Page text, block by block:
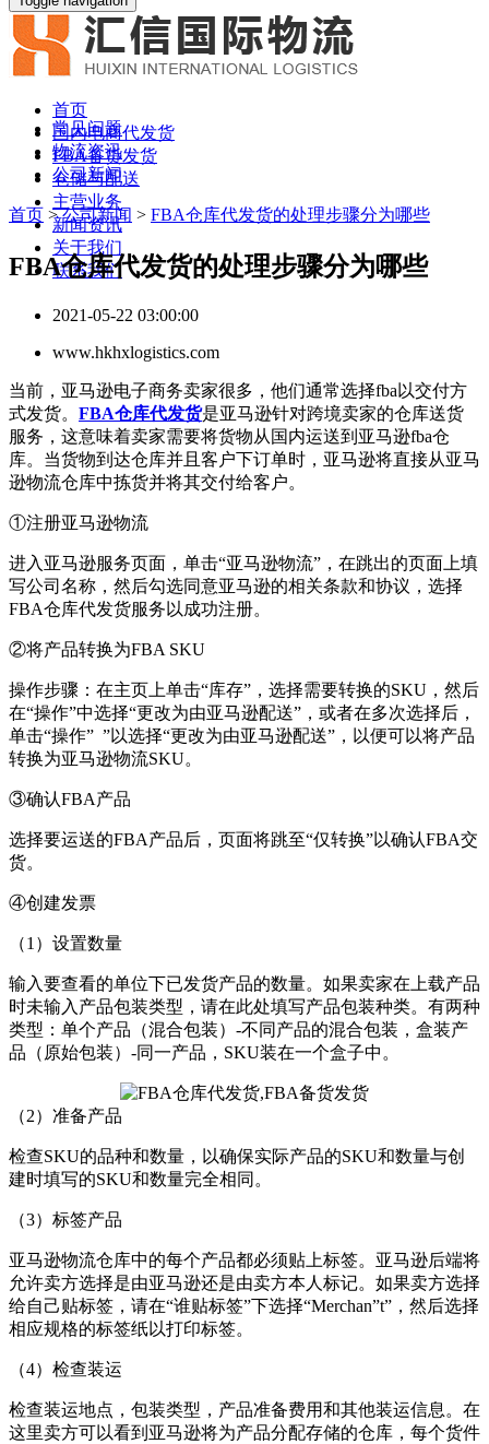
首页
国内电商代发货
FBA备货发货
仓储与配送
主营业务
新闻资讯
关于我们
联系我们
常见问题
物流资讯
公司新闻
首页 >公司新闻 > FBA仓库代发货的处理步骤分为哪些
FBA仓库代发货的处理步骤分为哪些
2021-05-22 03:00:00
www.hkhxlogistics.com
当前，亚马逊电子商务卖家很多，他们通常选择fba以交付方
式发货。 FBA仓库代发货是亚马逊针对跨境卖家的仓库送货
服务，这意味着卖家需要将货物从国内运送到亚马逊fba仓
库。当货物到达仓库并且客户下订单时，亚马逊将直接从亚马
逊物流仓库中拣货并将其交付给客户。
①注册亚马逊物流
进入亚马逊服务页面，单击“亚马逊物流”，在跳出的页面上填
写公司名称，然后勾选同意亚马逊的相关条款和协议，选择
FBA仓库代发货服务以成功注册。
②将产品转换为FBA SKU
操作步骤：在主页上单击“库存”，选择需要转换的SKU，然后
在“操作”中选择“更改为由亚马逊配送”，或者在多次选择后，
单击“操作” ”以选择“更改为由亚马逊配送”，以便可以将产品
转换为亚马逊物流SKU。
③确认FBA产品
选择要运送的FBA产品后，页面将跳至“仅转换”以确认FBA交
货。
④创建发票
（1）设置数量
输入要查看的单位下已发货产品的数量。如果卖家在上载产品
时未输入产品包装类型，请在此处填写产品包装种类。有两种
类型：单个产品（混合包装）-不同产品的混合包装，盒装产
品（原始包装）-同一产品，SKU装在一个盒子中。
（2）准备产品
检查SKU的品种和数量，以确保实际产品的SKU和数量与创
建时填写的SKU和数量完全相同。
（3）标签产品
亚马逊物流仓库中的每个产品都必须贴上标签。亚马逊后端将
允许卖方选择是由亚马逊还是由卖方本人标记。如果卖方选择
给自己贴标签，请在“谁贴标签”下选择“Merchan”t”，然后选择
相应规格的标签纸以打印标签。
（4）检查装运
检查装运地点，包装类型，产品准备费用和其他装运信息。在
这里卖方可以看到亚马逊将为产品分配存储的仓库，每个货件